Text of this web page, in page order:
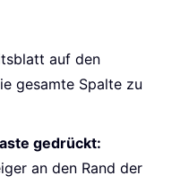
auf den
gesamte Spalte zu
gedrückt:
an den Rand der